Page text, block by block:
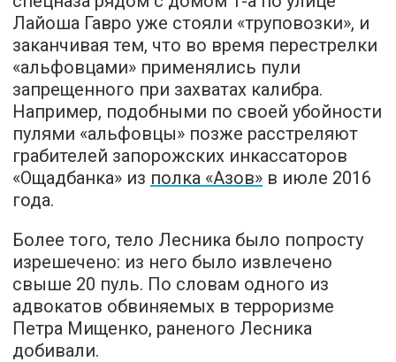
Лайоша Гавро уже стояли «труповозки», и
заканчивая тем, что во время перестрелки
«альфовцами» применялись пули
запрещенного при захватах калибра.
Например, подобными по своей убойности
пулями «альфовцы» позже расстреляют
грабителей запорожских инкассаторов
«Ощадбанка» из полка «Азов» в июле 2016
года.
Более того, тело Лесника было попросту
изрешечено: из него было извлечено
свыше 20 пуль. По словам одного из
адвокатов обвиняемых в терроризме
Петра Мищенко, раненого Лесника
добивали.